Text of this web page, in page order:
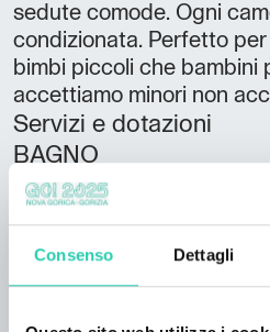
Consenso Dettagli
sedute comode. Ogni
condizionata. Perfetto
bimbi piccoli che bambini
accettiamo minori non
Servizi e dotazioni
BAGNO
Doccia;
CAMERE
SERVIZI